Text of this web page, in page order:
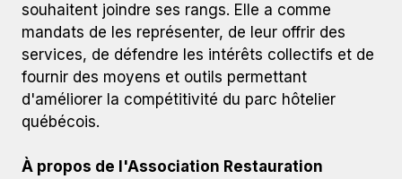
souhaitent joindre ses rangs. Elle a comme
mandats de les représenter, de leur offrir des
services, de défendre les intérêts collectifs et de
fournir des moyens et outils permettant
d'améliorer la compétitivité du parc hôtelier
québécois.
À propos de l'Association Restauration